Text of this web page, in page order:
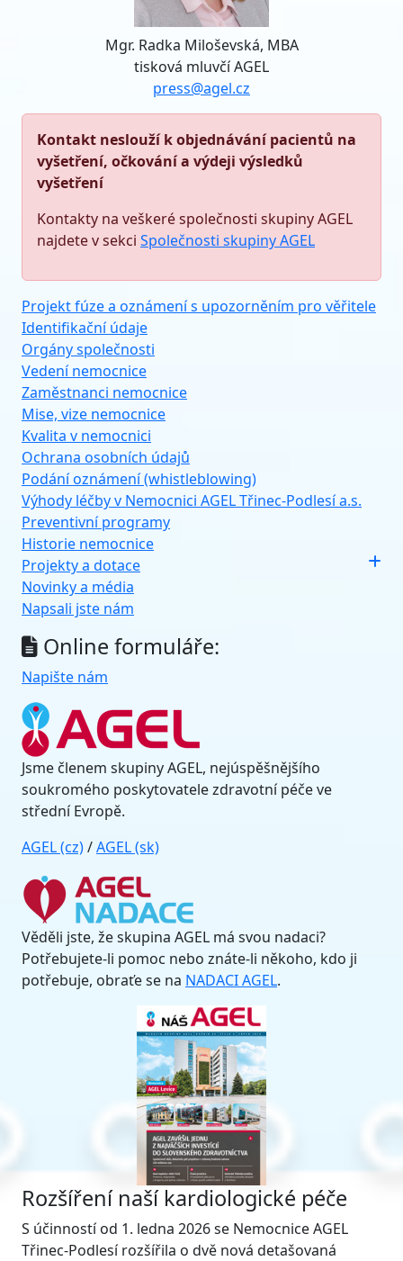
Mgr. Radka Miloševská, MBA
tisková mluvčí AGEL
press@agel.cz
Kontakt neslouží k objednávání pacientů na
vyšetření, očkování a výdeji výsledků
vyšetření
Kontakty na veškeré společnosti skupiny AGEL
najdete v sekci Společnosti skupiny AGEL
Projekt fúze a oznámení s upozorněním pro věřitele
Identifikační údaje
Orgány společnosti
Vedení nemocnice
Zaměstnanci nemocnice
Mise, vize nemocnice
Kvalita v nemocnici
Ochrana osobních údajů
Podání oznámení (whistleblowing)
Výhody léčby v Nemocnici AGEL Třinec-Podlesí a.s.
Preventivní programy
Historie nemocnice
Projekty a dotace
Novinky a média
Napsali jste nám
Online formuláře:
Napište nám
Jsme členem skupiny AGEL, nejúspěšnějšího
soukromého poskytovatele zdravotní péče ve
střední Evropě.
AGEL (cz)/AGEL (sk)
Věděli jste, že skupina AGEL má svou nadaci?
Potřebujete-li pomoc nebo znáte-li někoho, kdo ji
potřebuje, obraťe se na NADACI AGEL.
Rozšíření naší kardiologické péče
S účinností od 1. ledna 2026 se Nemocnice AGEL
Třinec-Podlesí rozšířila o dvě nová detašovaná